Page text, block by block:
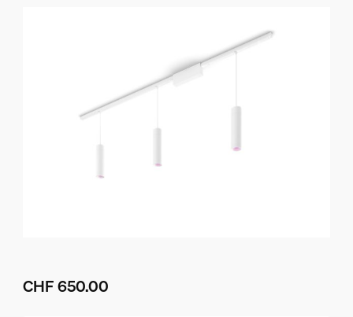
CHF 650.00